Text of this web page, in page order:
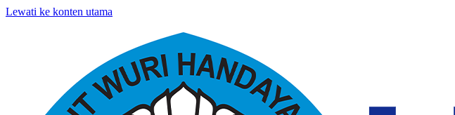
Lewati ke konten utama